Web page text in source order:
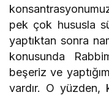
pek çok hususla
yaptıktan sonra
konusunda
beşeriz ve
vardır. O yüzden,